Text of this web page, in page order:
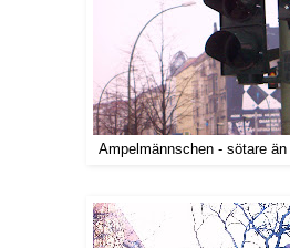
Ampelmännschen - sötare